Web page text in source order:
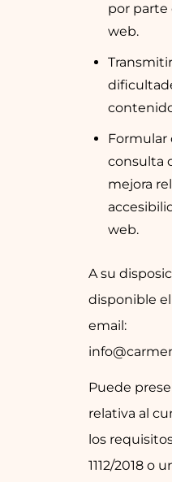
por parte
web.
Formular
consulta
mejora
web.
A su
disponible
email:
Puede
relativa al
los
1112/2018 o